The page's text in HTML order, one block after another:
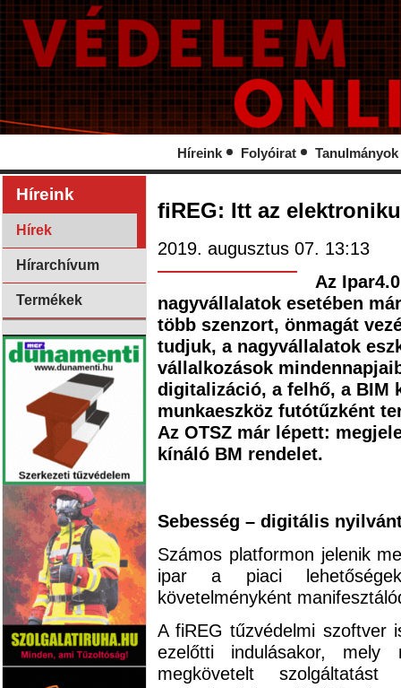
Híreink Folyóirat Tanulmányok
Híreink
Hírek
Hírarchívum
Termékek
fiREG: Itt az
2019. augusztus 07. 13:13
Az
nagyvállalatok esetében
több szenzort, önmagát
tudjuk, a nagyvállalatok
vállalkozások
digitalizáció, a felhő, a BIM
munkaeszköz futótűzként
Az OTSZ már lépett:
kínáló BM rendelet.
Sebesség – digitális
Számos platformon jelenik
ipar a piaci
követelményként
A fiREG tűzvédelmi szoftver
ezelőtti indulásakor, mely
megkövetelt